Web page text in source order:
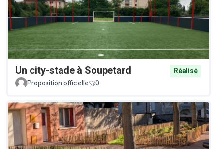
Un city-stade à Soupetard
Réalisé
Proposition officielle
0